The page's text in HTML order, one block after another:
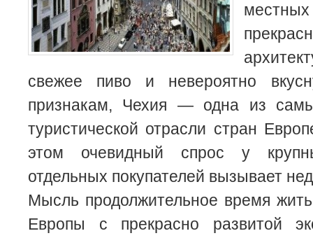
свежее пиво и невероятно
признакам, Чехия — одна из
туристической отрасли стран
этом очевидный спрос у
отдельных покупателей вызывает
Мысль продолжительное время
Европы с прекрасно развитой